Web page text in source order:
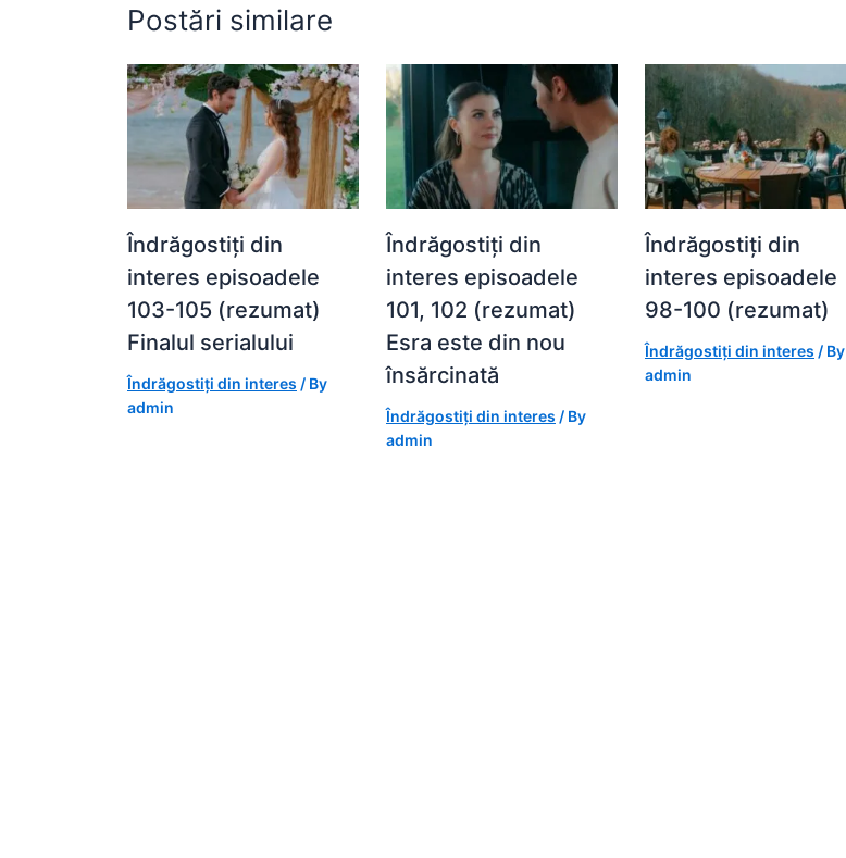
Postări similare
Îndrăgostiți din
interes episoadele
103-105 (rezumat)
Finalul serialului
Îndrăgostiți din interes / By
admin
Îndrăgostiți din
interes episoadele
101, 102 (rezumat)
Esra este din nou
însărcinată
Îndrăgostiți din interes / By
admin
Îndrăgostiți din
interes episoadele
98-100 (rezumat)
Îndrăgostiți din interes / By
admin